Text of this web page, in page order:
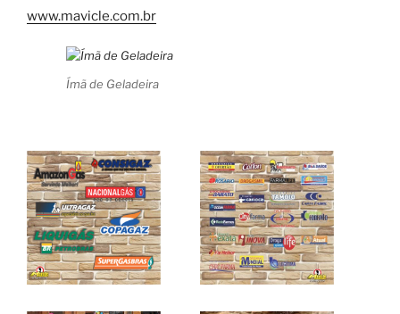
www.mavicle.com.br
Ímã de Geladeira